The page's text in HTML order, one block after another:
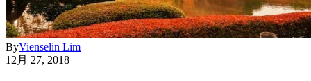
ByVienselin Lim
12月 27, 2018